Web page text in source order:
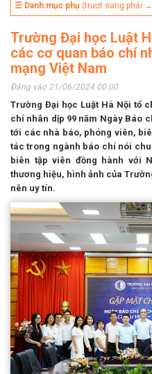
☰ Danh mục phụ (trượt sang phải
Trường Đại học Luật
các cơ quan báo chí
mạng Việt Nam
Đăng vào 21/06/2024 00:00
Trường Đại học Luật Hà Nội tổ
chí nhân dịp 99 năm Ngày Báo
tới các nhà báo, phóng viên,
tác trong ngành báo chí nói
biên tập viên đồng hành với
thương hiệu, hình ảnh của
nên uy tín.